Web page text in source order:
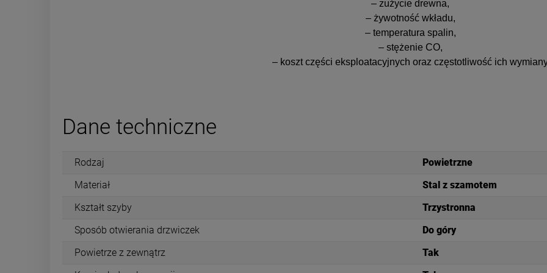
– zużycie drewna,
– żywotność wkładu,
– temperatura spalin,
– stężenie CO,
– koszt części eksploatacyjnych oraz częstotliwość ich
Dane techniczne
Rodzaj
Powietrzne
Materiał
Stal z szamotem
Kształt szyby
Trzystronna
Sposób otwierania drzwiczek
Do góry
Powietrze z zewnątrz
Tak